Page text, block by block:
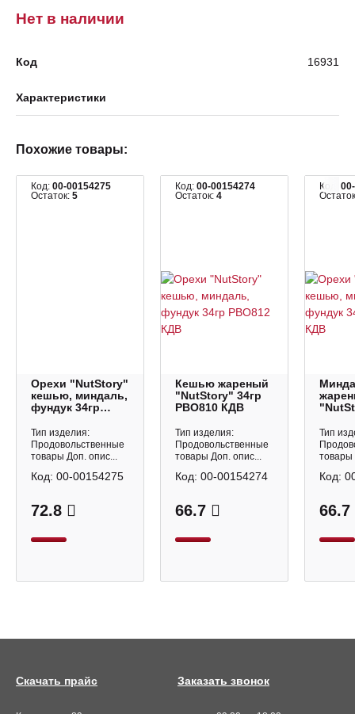
Нет в наличии
Код 16931
Характеристики
Похожие товары:
Код: 00-00154275
Остаток: 5
Орехи "NutStory"
кешью, миндаль,
фундук 34гр
Тип изделия:
Продовольственные
товары Доп. опис...
72.8
Код: 00-00154275
Код: 00-00154274
Остаток: 4
Кешью жареный
"NutStory" 34гр
РВО810 КДВ
Тип изделия:
Продовольственные
товары Доп. опис...
66.7
Код: 00-00154274
Код:
Тип
товары
66.7
Код:
Заказать звонок
Скачать прайс